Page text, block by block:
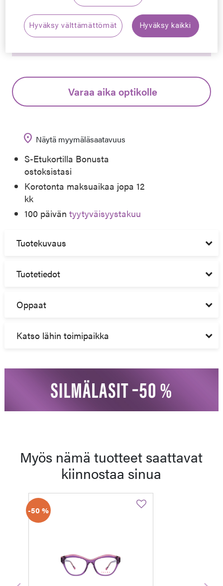
Synttäriale! Kaikki silmälasit –50 % sisältäen
linssit ja kehykset.
Lue lisää!
Varaa aika optikolle
location_on Näytä myymäläsaatavuus
S-Etukortilla Bonusta
ostoksistasi
Korotonta maksuaikaa jopa 12
kk
100 päiväntyytyväisyystakuu
Tuotekuvaus
Tuotetiedot
Oppaat
Katso lähin toimipaikka
Myös nämä tuotteet saattavat
kiinnostaa sinua
-50 %
Hyväksy välttämättömät Hyväksy kaikki